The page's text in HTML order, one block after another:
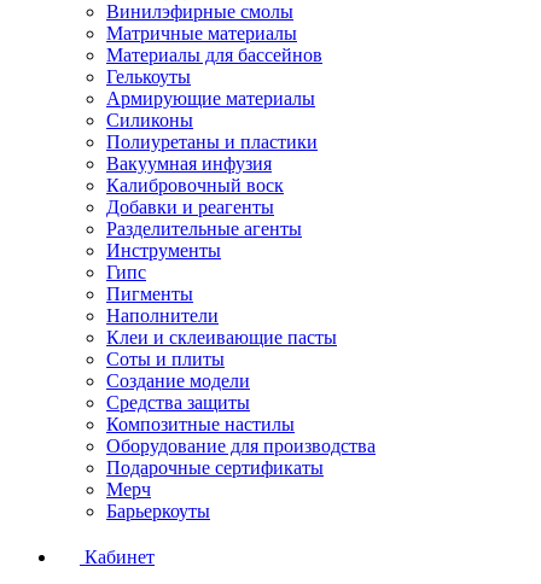
Винилэфирные смолы
Матричные материалы
Материалы для бассейнов
Гелькоуты
Армирующие материалы
Силиконы
Полиуретаны и пластики
Вакуумная инфузия
Калибровочный воск
Добавки и реагенты
Разделительные агенты
Инструменты
Гипс
Пигменты
Наполнители
Клеи и склеивающие пасты
Соты и плиты
Создание модели
Средства защиты
Композитные настилы
Оборудование для производства
Подарочные сертификаты
Мерч
Барьеркоуты
Кабинет